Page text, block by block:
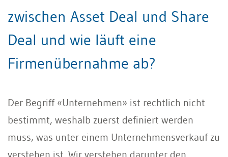
zwischen Asset Deal und Share
Deal und wie läuft eine
Firmenübernahme ab?
Der Begriff «Unternehmen» ist rechtlich nicht
bestimmt, weshalb zuerst definiert werden
muss, was unter einem Unternehmensverkauf zu
verstehen ist. Wir verstehen darunter den